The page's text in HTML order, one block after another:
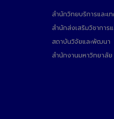
สำนักวิทยบริการและเ
สำนักส่งเสริมวิชาการ
สถาบันวิจัยและพัฒนา
สำนักงานมหาวิทยาลัย